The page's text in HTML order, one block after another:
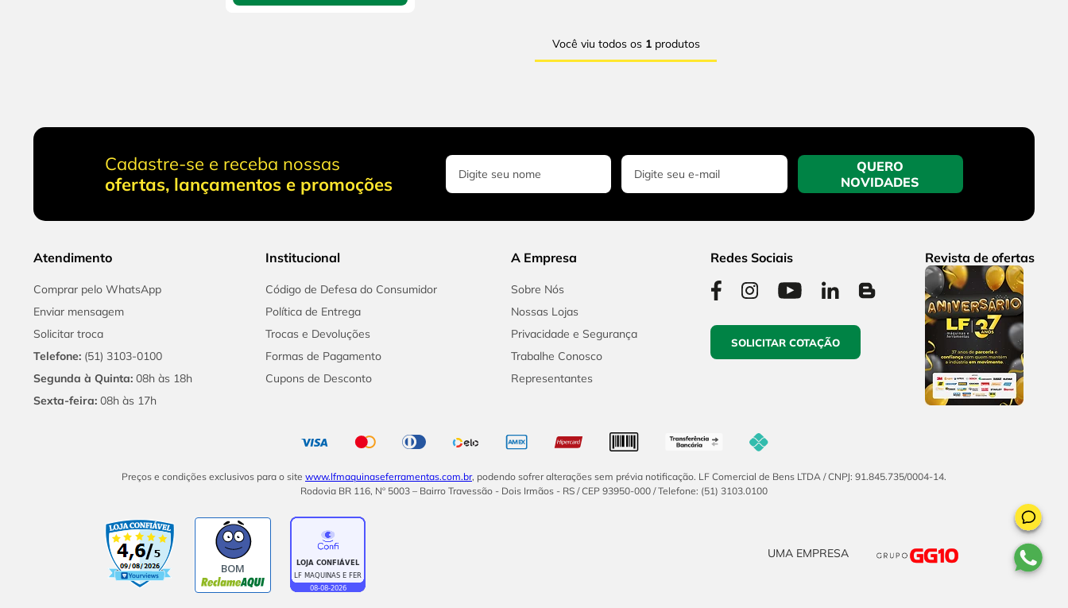
Você viu todos os 1produtos
Cadastre-se e receba nossas
ofertas, lançamentos e promoções
QUERO
NOVIDADES
Atendimento
Comprar pelo WhatsApp
Enviar mensagem
Solicitar troca
Telefone: (51) 3103-0100
Segunda à Quinta: 08h às 18h
Sexta-feira: 08h às 17h
Institucional
Código de Defesa do Consumidor
Política de Entrega
Trocas e Devoluções
Formas de Pagamento
Cupons de Desconto
A Empresa
Sobre Nós
Nossas Lojas
Privacidade e Segurança
Trabalhe Conosco
Representantes
Redes Sociais
SOLICITAR COTAÇÃO
Revista de ofertas
Preços e condições exclusivos para o site www.lfmaquinaseferramentas.com.br, podendo sofrer alterações sem prévia notificação. LF Comercial de Bens LTDA / CNPJ: 91.845.735/0004-14.
Rodovia BR 116, Nº 5003 – Bairro Travessão - Dois Irmãos - RS / CEP 93950-000 / Telefone: (51) 3103.0100
BOM
UMA EMPRESA